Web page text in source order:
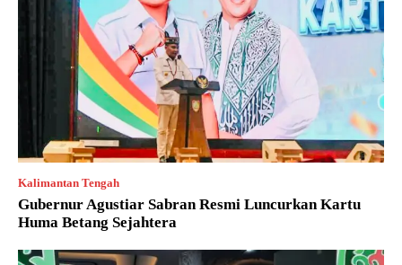
Kalimantan Tengah
Gubernur Agustiar Sabran Resmi Luncurkan Kartu
Huma Betang Sejahtera